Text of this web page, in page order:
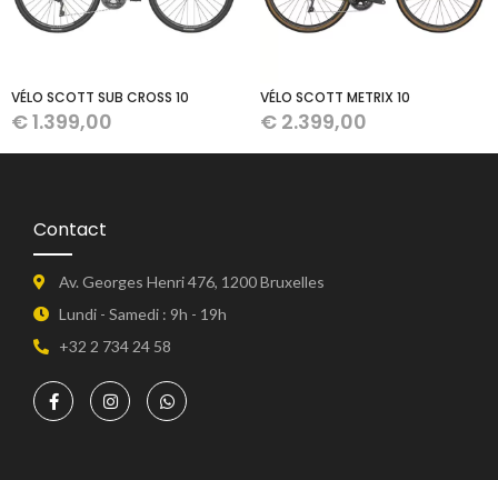
VÉLO SCOTT SUB CROSS 10
€1.399,00
VÉLO SCOTT METRIX 10
€ 2.399,00
Contact
Av. Georges Henri 476, 1200 Bruxelles
Lundi - Samedi : 9h - 19h
+32 2 734 24 58